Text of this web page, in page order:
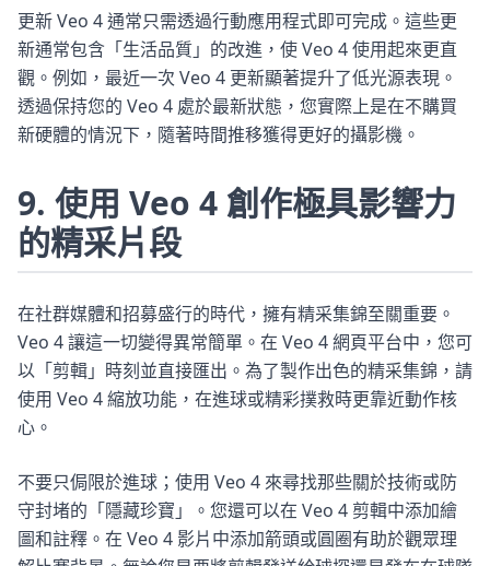
更新 Veo 4 通常只需透過行動應用程式即可完成。這些更
新通常包含「生活品質」的改進，使 Veo 4 使用起來更直
觀。例如，最近一次 Veo 4 更新顯著提升了低光源表現。
透過保持您的 Veo 4 處於最新狀態，您實際上是在不購買
新硬體的情況下，隨著時間推移獲得更好的攝影機。
9. 使用 Veo 4 創作極具影響力
的精采片段
在社群媒體和招募盛行的時代，擁有精采集錦至關重要。
Veo 4 讓這一切變得異常簡單。在 Veo 4 網頁平台中，您可
以「剪輯」時刻並直接匯出。為了製作出色的精采集錦，請
使用 Veo 4 縮放功能，在進球或精彩撲救時更靠近動作核
心。
不要只侷限於進球；使用 Veo 4 來尋找那些關於技術或防
守封堵的「隱藏珍寶」。您還可以在 Veo 4 剪輯中添加繪
圖和註釋。在 Veo 4 影片中添加箭頭或圓圈有助於觀眾理